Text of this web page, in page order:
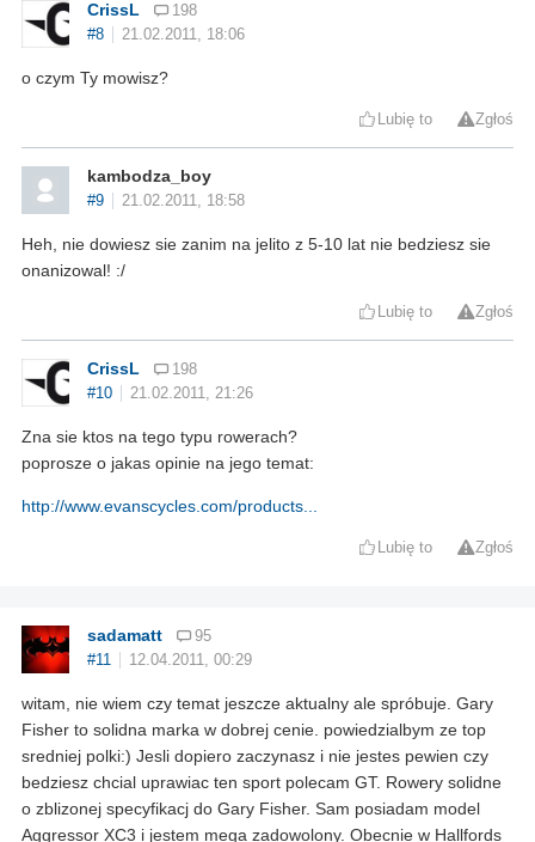
CrissL
198
#8
21.02.2011, 18:06
o czym Ty mowisz?
Lubię to Zgłoś
kambodza_boy
#9 21.02.2011, 18:58
Heh, nie dowiesz sie zanim na jelito z 5-10 lat nie bedziesz sie
onanizowal! :/
Lubię to Zgłoś
CrissL
198
#10
21.02.2011, 21:26
Zna sie ktos na tego typu rowerach?
poprosze o jakas opinie na jego temat:
http://www.evanscycles.com/products...
Lubię to Zgłoś
sadamatt
95
#11
12.04.2011, 00:29
witam, nie wiem czy temat jeszcze aktualny ale spróbuje. Gary
Fisher to solidna marka w dobrej cenie. powiedzialbym ze top
sredniej polki:) Jesli dopiero zaczynasz i nie jestes pewien czy
bedziesz chcial uprawiac ten sport polecam GT. Rowery solidne
o zblizonej specyfikacj do Gary Fisher. Sam posiadam model
Aggressor XC3 i jestem mega zadowolony. Obecnie w Hallfords